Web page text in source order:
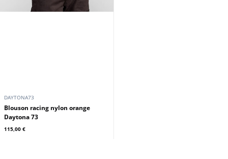
DAYTONA73
Blouson racing nylon orange
Daytona 73
115,00 €